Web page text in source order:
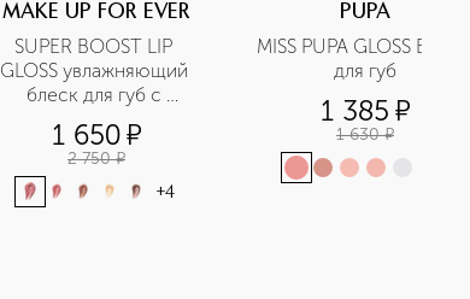
MAKE UP FOR EVER
SUPER BOOST LIP
GLOSS увлажняющий
блеск для губ с
эффектом объема
1 650¤
2 750 ¤
+4
PUPA
MISS PUPA GLOSS Блеск
для губ
1 385 ¤
1 630 ¤